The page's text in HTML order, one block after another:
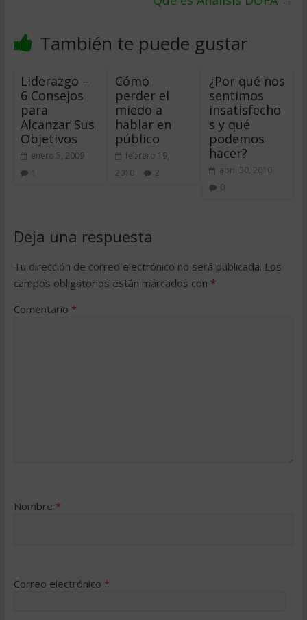
También te puede gustar
Liderazgo –
6 Consejos
para
Alcanzar Sus
Objetivos
enero 5, 2009
1
Cómo
perder el
miedo a
hablar en
público
febrero 19,
2010
2
¿Por qué nos
sentimos
insatisfecho
s y qué
podemos
hacer?
abril 30, 2010
0
Deja una respuesta
Tu dirección de correo electrónico no será publicada. Los
campos obligatorios están marcados con *
Comentario *
Nombre *
Correo electrónico *